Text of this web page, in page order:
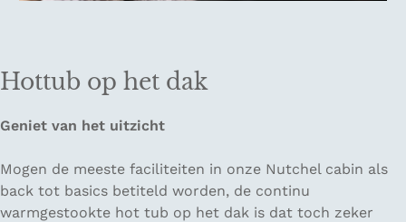
Hottub op het dak
Geniet van het uitzicht
Mogen de meeste faciliteiten in onze Nutchel cabin als
back tot basics betiteld worden, de continu
warmgestookte hot tub op het dak is dat toch zeker